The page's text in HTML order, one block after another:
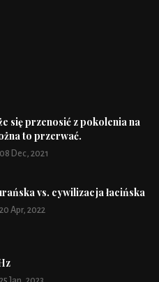
się przenosić z pokolenia na
to przerwać.
Dec, 2021
vs. cywilizacja łacińska
Apr, 2022